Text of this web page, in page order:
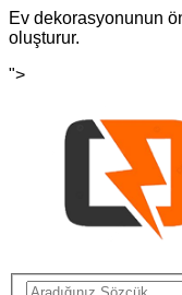
Ev dekorasyonunun
oluşturur.
">